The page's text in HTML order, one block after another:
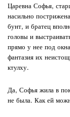
Царевна Софья,
насильно
бунт, и братец
головы и
прямо у нее под
фантазия их
ктулху.
Да, Софья жила в
не была. Как ей